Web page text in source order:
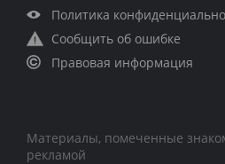
Политика
Сообщить об ошибке
Правовая информация
Материалы, помеченные
рекламой